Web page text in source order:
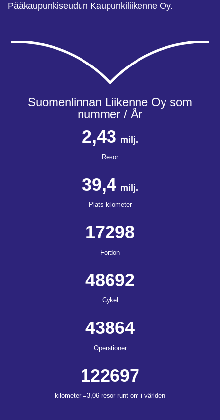
Pääkaupunkiseudun Kaupunkiliikenne Oy.
Suomenlinnan Liikenne Oy som
nummer / År
2,43 milj.
Resor
39,4 milj.
Plats kilometer
17298
Fordon
48692
Cykel
43864
Operationer
122697
kilometer =3,06 resor runt om i världen